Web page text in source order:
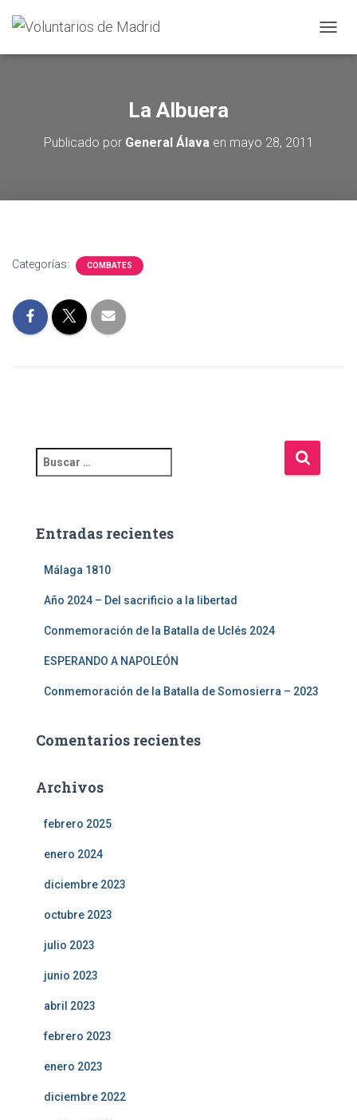
La Albuera
Publicado por General Álavaen mayo 28, 2011
Categorías: COMBATES
Entradas recientes
Málaga 1810
Año 2024 – Del sacrificio a la libertad
Conmemoración de la Batalla de Uclés 2024
ESPERANDO A NAPOLEÓN
Conmemoración de la Batalla de Somosierra – 2023
Comentarios recientes
Archivos
febrero 2025
enero 2024
diciembre 2023
octubre 2023
julio 2023
junio 2023
abril 2023
febrero 2023
enero 2023
diciembre 2022